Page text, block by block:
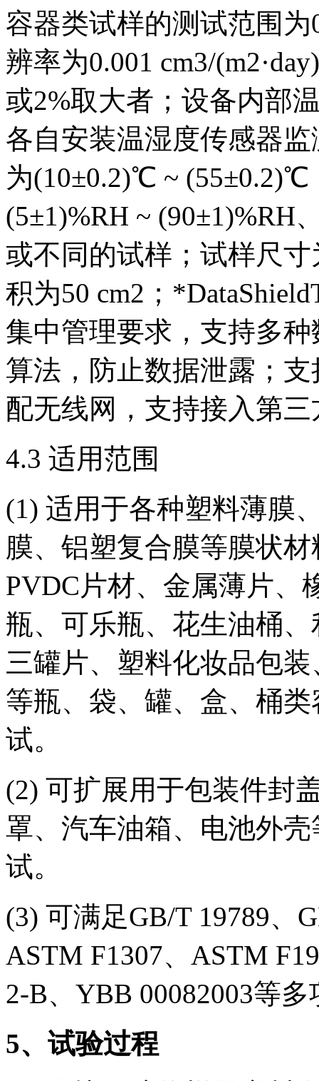
容器类试样的测试范围为
辨率为0.001 cm3/
或2%取大者；设备内部
各自安装温湿度传感器
为(10±0.2)℃ ~ (55±0.2)℃
(5±1)%RH ~ (90±1)%RH
或不同的试样；试样尺寸
积为50 cm2；
集中管理要求，支持多
算法，防止数据泄露；
配无线网，支持接入第
4.3 适用范围
(1) 适用于各种塑料薄膜
膜、铝塑复合膜等膜状
PVDC片材、金属薄片、
瓶、可乐瓶、花生油桶
三罐片、塑料化妆品包
等瓶、袋、罐、盒、桶
试。
(2) 可扩展用于包装件封
罩、汽车油箱、电池外
试。
(3) 可满足GB/T 19789、
ASTM F1307、ASTM
2-B、YBB 00082003等
5、试验过程